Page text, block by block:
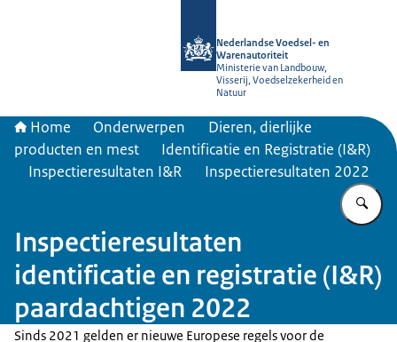
Nederlandse Voedsel- en
Warenautoriteit
Ministerie van Landbouw,
Visserij, Voedselzekerheid en
Natuur
Home Onderwerpen
Dieren, dierlijke
producten en mest
Identificatie en Registratie (I&R)
Inspectieresultaten I&R
Inspectieresultaten 2022
Inspectieresultaten
identificatie en registratie (I&R)
paardachtigen 2022
Sinds 2021 gelden er nieuwe Europese regels voor de